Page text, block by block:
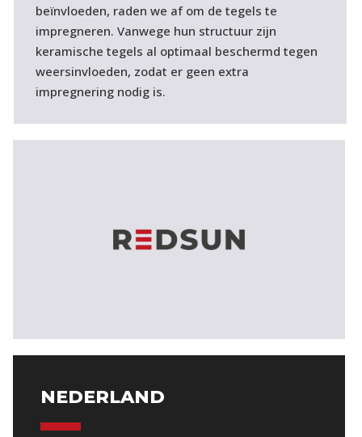
beïnvloeden, raden we af om de tegels te
impregneren. Vanwege hun structuur zijn
keramische tegels al optimaal beschermd tegen
weersinvloeden, zodat er geen extra
impregnering nodig is.
NEDERLAND